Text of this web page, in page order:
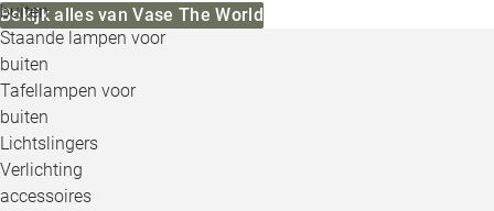
buiten
Staande lampen voor
buiten
Tafellampen voor
buiten
Lichtslingers
Verlichting
accessoires
Bekijk alles van Vase The World